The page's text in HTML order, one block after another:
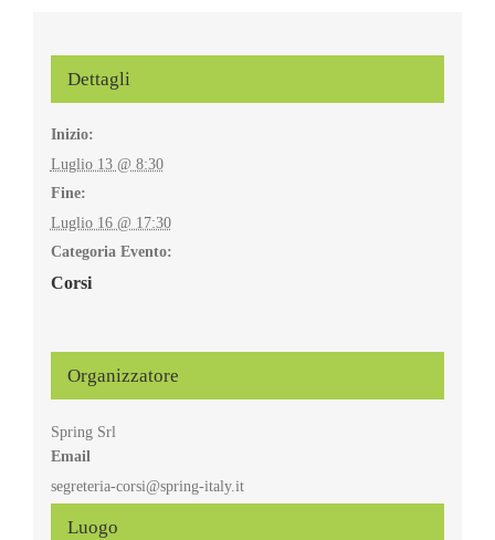
Dettagli
Inizio:
Luglio 13 @ 8:30
Fine:
Luglio 16 @ 17:30
Categoria Evento:
Corsi
Luogo
Organizzatore
Spring Srl
Email
segreteria-corsi@spring-italy.it